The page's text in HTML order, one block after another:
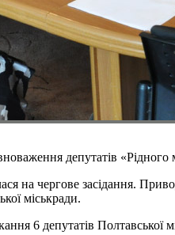
депутатів «Рідного
на чергове засідання.
міськради.
6 депутатів Полтавської